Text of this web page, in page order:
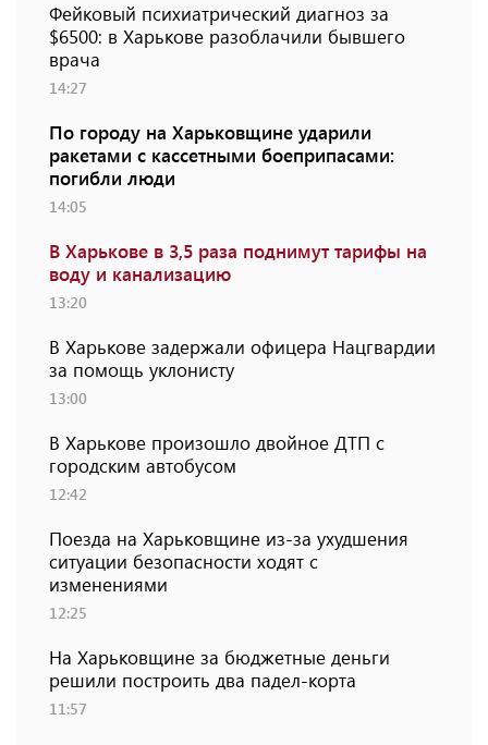
Фейковый психиатрический диагноз за
$6500: в Харькове разоблачили бывшего
врача
14:27
По городу на Харьковщине ударили
ракетами с кассетными боеприпасами:
погибли люди
14:05
В Харькове в 3,5 раза поднимут тарифы на
воду и канализацию
13:20
В Харькове задержали офицера Нацгвардии
за помощь уклонисту
13:00
В Харькове произошло двойное ДТП с
городским автобусом
12:42
Поезда на Харьковщине из-за ухудшения
ситуации безопасности ходят с
изменениями
12:25
На Харьковщине за бюджетные деньги
решили построить два падел-корта
11:57